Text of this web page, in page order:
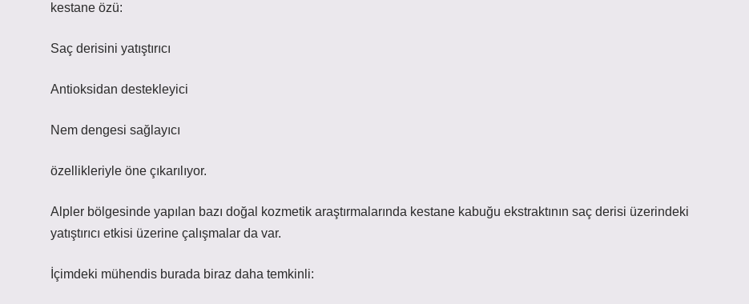
kestane özü:
Saç derisini yatıştırıcı
Antioksidan destekleyici
Nem dengesi sağlayıcı
özellikleriyle öne çıkarılıyor.
Alpler bölgesinde yapılan bazı doğal kozmetik araştırmalarında kestane kabuğu ekstraktının saç derisi üzerindeki
yatıştırıcı etkisi üzerine çalışmalar da var.
İçimdeki mühendis burada biraz daha temkinli: